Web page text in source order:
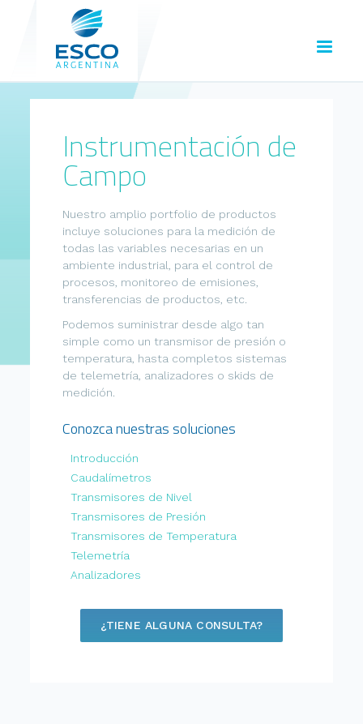
Instrumentación de
Campo
Nuestro amplio portfolio de productos
incluye soluciones para la medición de
todas las variables necesarias en un
ambiente industrial, para el control de
procesos, monitoreo de emisiones,
transferencias de productos, etc.
Podemos suministrar desde algo tan
simple como un transmisor de presión o
temperatura, hasta completos sistemas
de telemetría, analizadores o skids de
medición.
Conozca nuestras soluciones
Introducción
Caudalímetros
Transmisores de Nivel
Transmisores de Presión
Transmisores de Temperatura
Telemetría
Analizadores
¿TIENE ALGUNA CONSULTA?